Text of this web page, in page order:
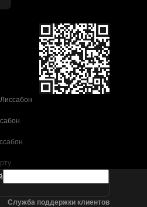
Служба поддержки клиентов